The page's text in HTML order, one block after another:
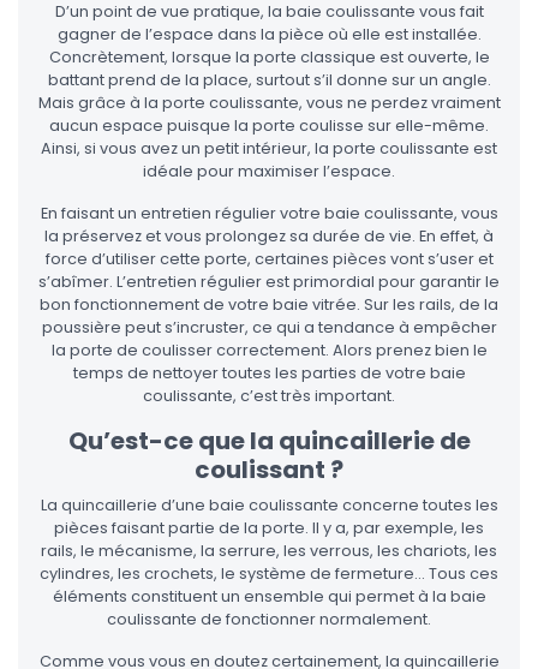
D’un point de vue pratique, la baie coulissante vous fait
gagner de l’espace dans la pièce où elle est installée.
Concrètement, lorsque la porte classique est ouverte, le
battant prend de la place, surtout s’il donne sur un angle.
Mais grâce à la porte coulissante, vous ne perdez vraiment
aucun espace puisque la porte coulisse sur elle-même.
Ainsi, si vous avez un petit intérieur, la porte coulissante est
idéale pour maximiser l’espace.
En faisant un entretien régulier votre baie coulissante, vous
la préservez et vous prolongez sa durée de vie. En effet, à
force d’utiliser cette porte, certaines pièces vont s’user et
s’abîmer. L’entretien régulier est primordial pour garantir le
bon fonctionnement de votre baie vitrée. Sur les rails, de la
poussière peut s’incruster, ce qui a tendance à empêcher
la porte de coulisser correctement. Alors prenez bien le
temps de nettoyer toutes les parties de votre baie
coulissante, c’est très important.
Qu’est-ce que la quincaillerie de
coulissant ?
La quincaillerie d’une baie coulissante concerne toutes les
pièces faisant partie de la porte. Il y a, par exemple, les
rails, le mécanisme, la serrure, les verrous, les chariots, les
cylindres, les crochets, le système de fermeture… Tous ces
éléments constituent un ensemble qui permet à la baie
coulissante de fonctionner normalement.
Comme vous vous en doutez certainement, la quincaillerie